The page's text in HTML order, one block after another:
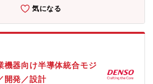
product/heatdevice.html変更の範囲： 全
換あり【業務の詳細】・半導体関連事業の工
計やUTY管理システム等の電気設計（国内
工場建設の高圧受電設計やUTY管理システム
）・工場や設備改善に必要なBEMSの設計
の（国内外）製造工場向けUTY設備のうち
る設備設計
気になる
機器向け半導体統合モジ
開発／設計